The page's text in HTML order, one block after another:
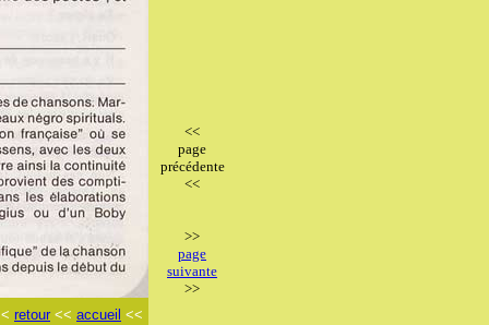
<<
page
précédente
<<
>>
page
suivante
>>
retour << accueil <<